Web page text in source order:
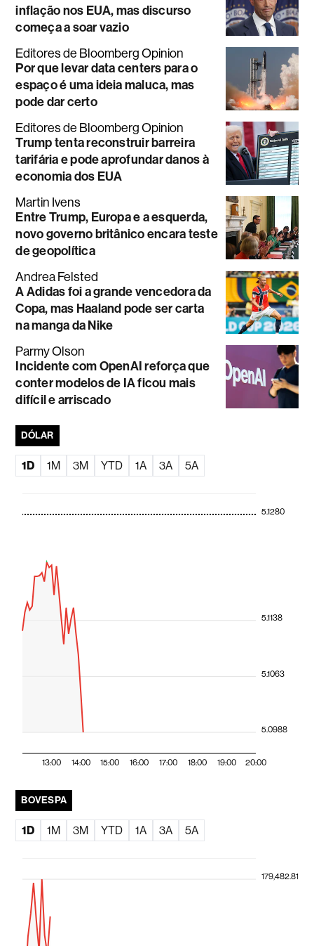
inflação nos EUA, mas discurso
começa a soar vazio
Editores de Bloomberg Opinion
Por que levar data centers para o
espaço é uma ideia maluca, mas
pode dar certo
Editores de Bloomberg Opinion
Trump tenta reconstruir barreira
tarifária e pode aprofundar danos à
economia dos EUA
Martin Ivens
Entre Trump, Europa e a esquerda,
novo governo britânico encara teste
de geopolítica
Andrea Felsted
A Adidas foi a grande vencedora da
Copa, mas Haaland pode ser carta
na manga da Nike
Parmy Olson
Incidente com OpenAI reforça que
conter modelos de IA ficou mais
difícil e arriscado
DÓLAR
1D 1M 3M YTD 1A 3A 5A
13:00 14:00 15:00 16:00 17:00 18:00 19:00 20:00
5.0988
5.1063
5.1138
5.1280
BOVESPA
1D 1M 3M YTD 1A 3A 5A
179,482.81